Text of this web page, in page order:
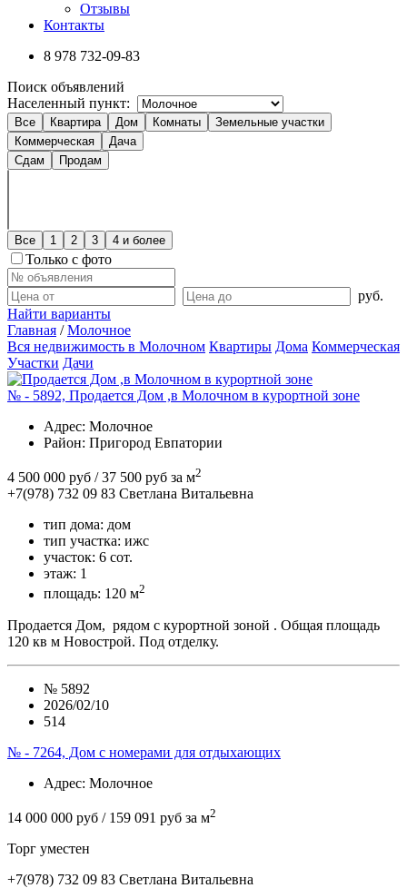
Отзывы
Контакты
8 978 732-09-83
Поиск объявлений
Населенный пункт:
Все Квартира Дом Комнаты
Земельные участки
Коммерческая
Дача
Сдам
Продам
Все 1 2 3 4 и более
Только с фото
руб.
Найти варианты
Главная /Молочное
Вся недвижимость в Молочном Квартиры Дома Коммерческая
Участки Дачи
№ - 5892, Продается Дом ,в Молочном в курортной зоне
Адрес: Молочное
Район: Пригород Евпатории
4 500 000 руб / 37 500 руб за м2
+7(978) 732 09 83 Cветлана Витальевна
тип дома: дом
тип участка: ижс
участок: 6 сот.
этаж: 1
площадь: 120 м2
Продается Дом, рядом с курортной зоной . Общая площадь
120 кв м Новострой. Под отделку.
№ 5892
2026/02/10
514
№ - 7264, Дом с номерами для отдыхающих
Адрес: Молочное
14 000 000 руб / 159 091 руб за м2
Торг уместен
+7(978) 732 09 83 Cветлана Витальевна